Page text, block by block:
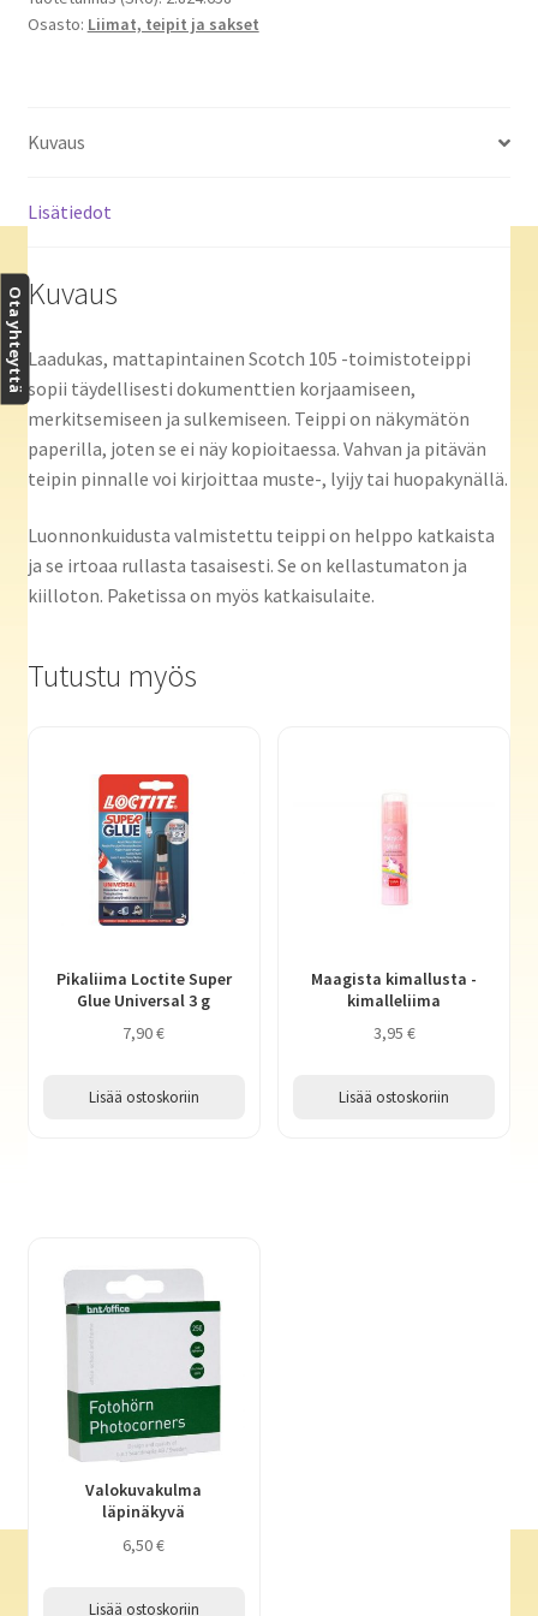
x
Osasto: Liimat, teipit ja sakset
Kuvaus
Lisätiedot
Kuvaus
Laadukas, mattapintainen Scotch 105 -toimistoteippi
sopii täydellisesti dokumenttien korjaamiseen,
merkitsemiseen ja sulkemiseen. Teippi on näkymätön
paperilla, joten se ei näy kopioitaessa. Vahvan ja pitävän
teipin pinnalle voi kirjoittaa muste-, lyijy tai huopakynällä.
Luonnonkuidusta valmistettu teippi on helppo katkaista
ja se irtoaa rullasta tasaisesti. Se on kellastumaton ja
kiilloton. Paketissa on myös katkaisulaite.
Tutustu myös
Pikaliima Loctite Super
Glue Universal 3 g
7,90€
Lisää ostoskoriin
Maagista kimallusta -
kimalleliima
3,95 €
Lisää ostoskoriin
Valokuvakulma
läpinäkyvä
6,50€
Lisää ostoskoriin
Ota yhteyttä